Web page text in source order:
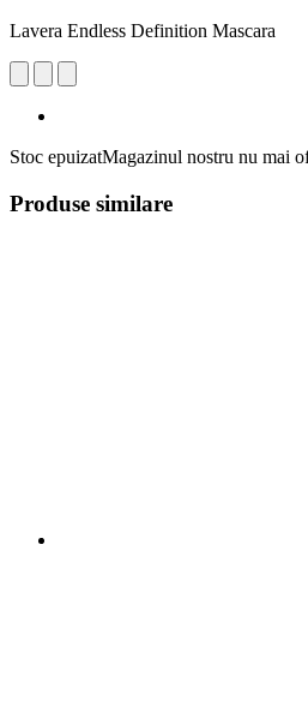
Lavera Endless Definition Mascara
Stoc epuizatMagazinul nostru nu mai
Produse similare